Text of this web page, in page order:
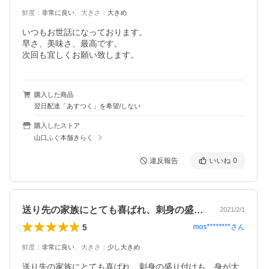
鮮度 ： 非常に良い 大きさ ： 大きめ
いつもお世話になっております。
早さ、美味さ、最高です。
次回も宜しくお願い致します。
購入した商品
翌日配達「あすつく」を希望/しない
購入したストア
山口ふぐ本舗きらく
違反報告 いいね 0
送り先の家族にとても喜ばれ、刺身の盛り… 2021/2/1
5 mos********さん
鮮度 ： 非常に良い 大きさ ： 少し大きめ
送り先の家族にとても喜ばれ、刺身の盛り付けも、身が大